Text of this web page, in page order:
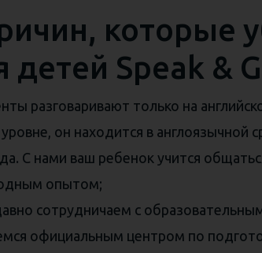
которые
детей Speak &
разговаривают только на
он находится в англоязычной
С нами ваш ребенок учится
опытом;
сотрудничаем с
официальным центром по